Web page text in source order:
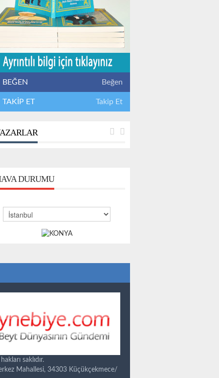
BEĞEN Beğen
TAKİP ET Takip Et
DURUMU
saklıdır.
Mahallesi, 34303 Küçükçekmece/